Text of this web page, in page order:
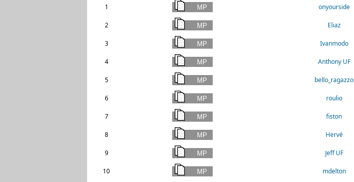
1 onyourside
2 Eliaz
3 Ivanmodo
4 Anthony UF
5 bello_ragazzo
6 roulio
7 fiston
8 Hervé
9 Jeff UF
10 mdelton